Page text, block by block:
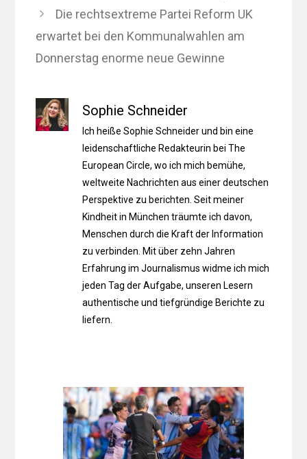
Die rechtsextreme Partei Reform UK
erwartet bei den Kommunalwahlen am
Donnerstag enorme neue Gewinne
Sophie Schneider
Ich heiße Sophie Schneider und bin eine
leidenschaftliche Redakteurin bei The
European Circle, wo ich mich bemühe,
weltweite Nachrichten aus einer deutschen
Perspektive zu berichten. Seit meiner
Kindheit in München träumte ich davon,
Menschen durch die Kraft der Information
zu verbinden. Mit über zehn Jahren
Erfahrung im Journalismus widme ich mich
jeden Tag der Aufgabe, unseren Lesern
authentische und tiefgründige Berichte zu
liefern.